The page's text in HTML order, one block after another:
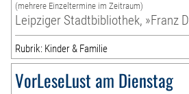
(mehrere Einzeltermine im Zeitraum)
Leipziger Stadtbibliothek, »Franz
Rubrik: Kinder & Familie
VorLeseLust am Dienstag